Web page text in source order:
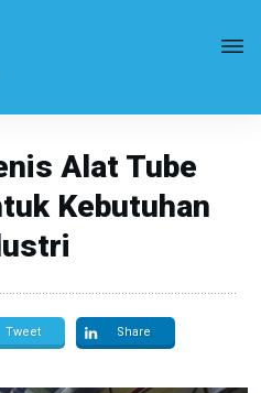
Alat Tube
Kebutuhan
Tweet Share